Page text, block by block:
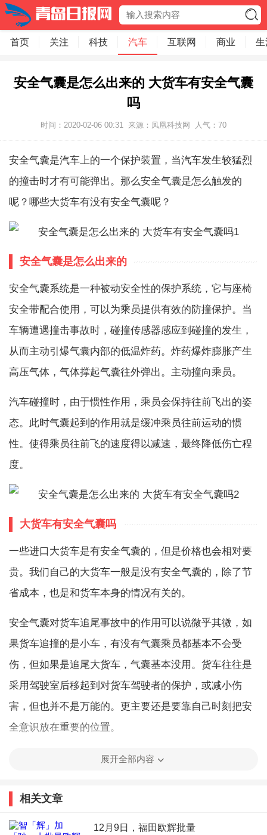
首页 关注 科技 汽车 互联网 商业 生
安全气囊是怎么出来的 大货车有安全气囊
吗
时间：2020-02-06 00:31 来源：凤凰科技网 人气： 70
安全气囊是汽车上的一个保护装置，当汽车发生较猛烈
的撞击时才有可能弹出。那么安全气囊是怎么触发的
呢？哪些大货车有没有安全气囊呢？
安全气囊是怎么出来的
安全气囊系统是一种被动安全性的保护系统，它与座椅
安全带配合使用，可以为乘员提供有效的防撞保护。当
车辆遭遇撞击事故时，碰撞传感器感应到碰撞的发生，
从而主动引爆气囊内部的低温炸药。炸药爆炸膨胀产生
高压气体，气体撑起气囊往外弹出。主动撞向乘员。
汽车碰撞时，由于惯性作用，乘员会保持往前飞出的姿
态。此时气囊起到的作用就是缓冲乘员往前运动的惯
性。使得乘员往前飞的速度得以减速，最终降低伤亡程
度。
大货车有安全气囊吗
一些进口大货车是有安全气囊的，但是价格也会相对要
贵。我们自己的大货车一般是没有安全气囊的，除了节
省成本，也是和货车本身的情况有关的。
安全气囊对货车追尾事故中的作用可以说微乎其微，如
果货车追撞的是小车，有没有气囊乘员都基本不会受
伤，但如果是追尾大货车，气囊基本没用。货车往往是
采用驾驶室后移起到对货车驾驶者的保护，或减小伤
害，但也并不是万能的。更主要还是要靠自己时刻把安
全意识放在重要的位置。
驾驶室后移功能的货车车桥和驾驶室的连接位置设计成
的货车驾驶室就可以后移减小驾驶室变形对乘员造成伤
害。
展开全部内容
相关文章
12月9日，福田欧辉批量